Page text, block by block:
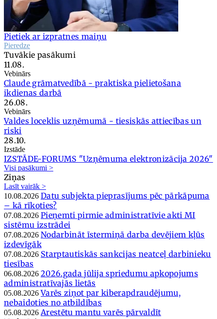
Pietiek ar izpratnes maiņu
Pieredze
Tuvākie pasākumi
11.08.
Vebinārs
Claude grāmatvedībā - praktiska pielietošana
ikdienas darbā
26.08.
Vebinārs
Valdes loceklis uzņēmumā - tiesiskās attiecības un
riski
28.10.
Izstāde
IZSTĀDE-FORUMS "Uzņēmuma elektronizācija 2026"
Visi pasākumi >
Ziņas
Lasīt vairāk >
10.08.2026 Datu subjekta pieprasījums pēc pārkāpuma
– kā rīkoties?
07.08.2026 Pieņemti pirmie administratīvie akti MI
sistēmu izstrādei
07.08.2026 Nodarbināt īstermiņā darba devējiem kļūs
izdevīgāk
07.08.2026 Starptautiskās sankcijas neatceļ darbinieku
tiesības
06.08.2026 2026.gada jūlija spriedumu apkopojums
administratīvajās lietās
05.08.2026 Varēs ziņot par kiberapdraudējumu,
nebaidoties no atbildības
05.08.2026 Arestētu mantu varēs pārvaldīt